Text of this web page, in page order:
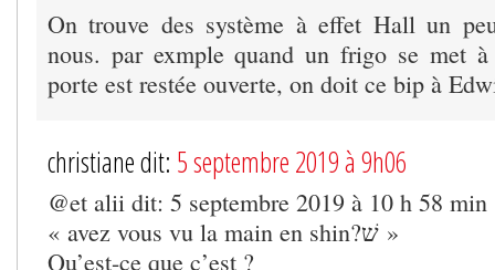
On trouve des système à effet Hall un
nous. par exmple quand un frigo se met
porte est restée ouverte, on doit ce bip à
christiane dit: 5 septembre 2019 à 9h06
@et alii dit: 5 septembre 2019 à 10 h 58 min
« avez vous vu la main en shin?שׁ »
Qu’est-ce que c’est ?